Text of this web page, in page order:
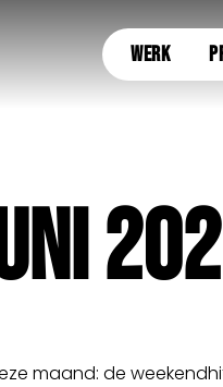
WERK
maand: de